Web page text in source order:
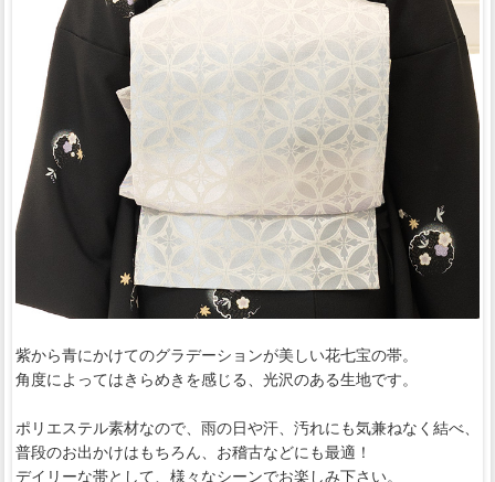
紫から青にかけてのグラデーションが美しい花七宝の帯。
角度によってはきらめきを感じる、光沢のある生地です。
ポリエステル素材なので、雨の日や汗、汚れにも気兼ねなく結べ、
普段のお出かけはもちろん、お稽古などにも最適！
デイリーな帯として、様々なシーンでお楽しみ下さい。